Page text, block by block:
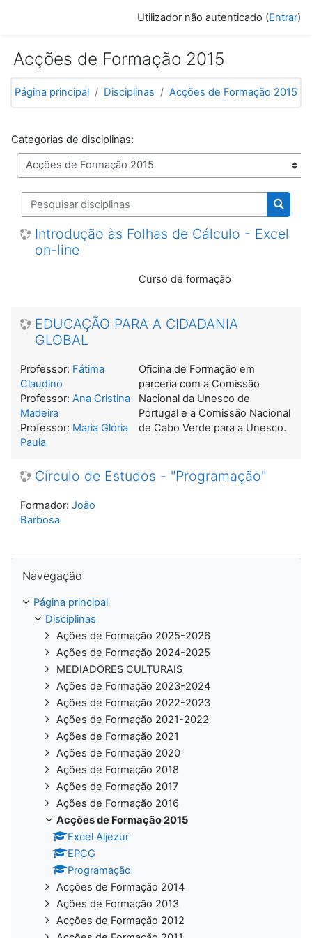
Utilizador não autenticado (Entrar)
Acções de Formação 2015
Página principal Disciplinas Acções de Formação 2015
Categorias de disciplinas:
Pesquisar disciplinas
Introdução às Folhas de Cálculo - Excel
on-line
Curso de formação
EDUCAÇÃO PARA A CIDADANIA
GLOBAL
Oficina de Formação em
parceria com a Comissão
Nacional da Unesco de
Portugal e a Comissão Nacional
de Cabo Verde para a Unesco.
Professor: Fátima
Claudino
Professor: Ana Cristina
Madeira
Professor: Maria Glória
Paula
Círculo de Estudos - "Programação"
Formador: João
Barbosa
Navegação
Página principal
Disciplinas
Ações de Formação 2025-2026
Ações de Formação 2024-2025
MEDIADORES CULTURAIS
Ações de Formação 2023-2024
Ações de Formação 2022-2023
Ações de Formação 2021-2022
Ações de Formação 2021
Ações de Formação 2020
Ações de Formação 2018
Ações de Formação 2017
Ações de Formação 2016
Acções de Formação 2015
Excel Aljezur
EPCG
Programação
Acções de Formação 2014
Ações de Formação 2013
Acções de Formação 2012